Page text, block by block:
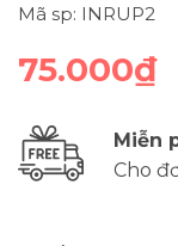
Mã sp: INRUP2
75.000₫
Miễn
Cho